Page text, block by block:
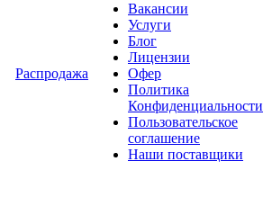
Распродажа
Вакансии
Услуги
Блог
Лицензии
Офер
Политика
Конфиденциальности
Пользовательское
соглашение
Наши поставщики